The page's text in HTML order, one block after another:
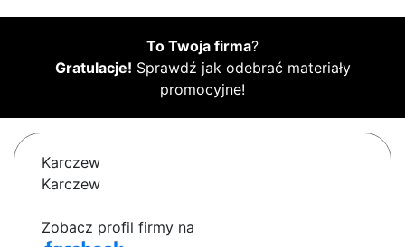
To Twoja firma?
Gratulacje! Sprawdź jak odebrać materiały
promocyjne!
Karczew
Karczew
Zobacz profil firmy na